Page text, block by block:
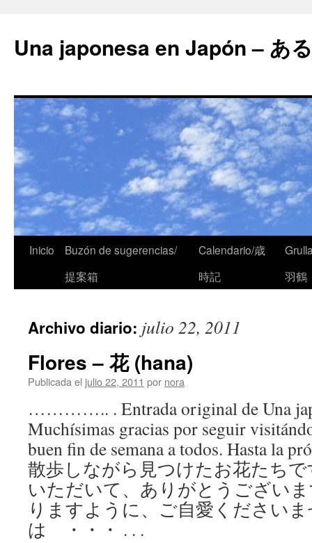
Una japonesa en Japón – あ
Inicio
Buzón de sugerencias/
提案箱
Calendario/歳
時記
羽鶴
Archivo diario: julio 22, 2011
Flores – 花 (hana)
Publicada el julio 22, 2011 por nora
………….. . Entrada original de Una
Muchísimas gracias por seguir
buen fin de semana a todos. Hasta la
散歩しながら見つけたお花たち
いただいて、ありがとうござい
りますように、ご自愛ください
は ・・・ . . .